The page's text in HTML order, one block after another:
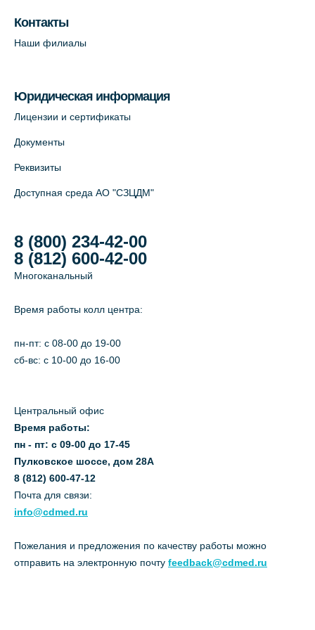
пр. В.О., д.5 (официальный партнёр)
Контакты
Наши филиалы
Юридическая информация
Лицензии и сертификаты
Документы
Реквизиты
Доступная среда АО "СЗЦДМ"
8 (800) 234-42-00
8 (812) 600-42-00
Многоканальный
Время работы колл центра:
пн-пт: c 08-00 до 19-00
сб-вс: с 10-00 до 16-00
Центральный офис
Время работы:
пн - пт: с 09-00 до 17-45
Пулковское шоссе, дом 28А
8 (812) 600-47-12
Почта для связи:
info@cdmed.ru
Пожелания и предложения по качеству работы можно
отправить на электронную почту feedback@cdmed.ru